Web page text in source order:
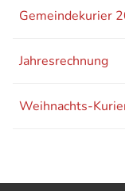
Gemeindekurier
Jahresrechnung
Weihnachts-